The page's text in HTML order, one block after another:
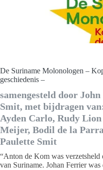
De Suriname Molonologen –
geschiedenis –
samengesteld door
Smit, met bijdragen
Ayden Carlo, Rudy
Meijer, Bodil de la
Paulette Smit
“Anton de Kom was
van Suriname. Johan Ferrier was